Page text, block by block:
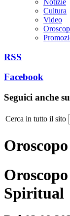
Cultura
Video
RSS
Facebook
Seguici anche
Cerca in tutto il sito
Spiritual